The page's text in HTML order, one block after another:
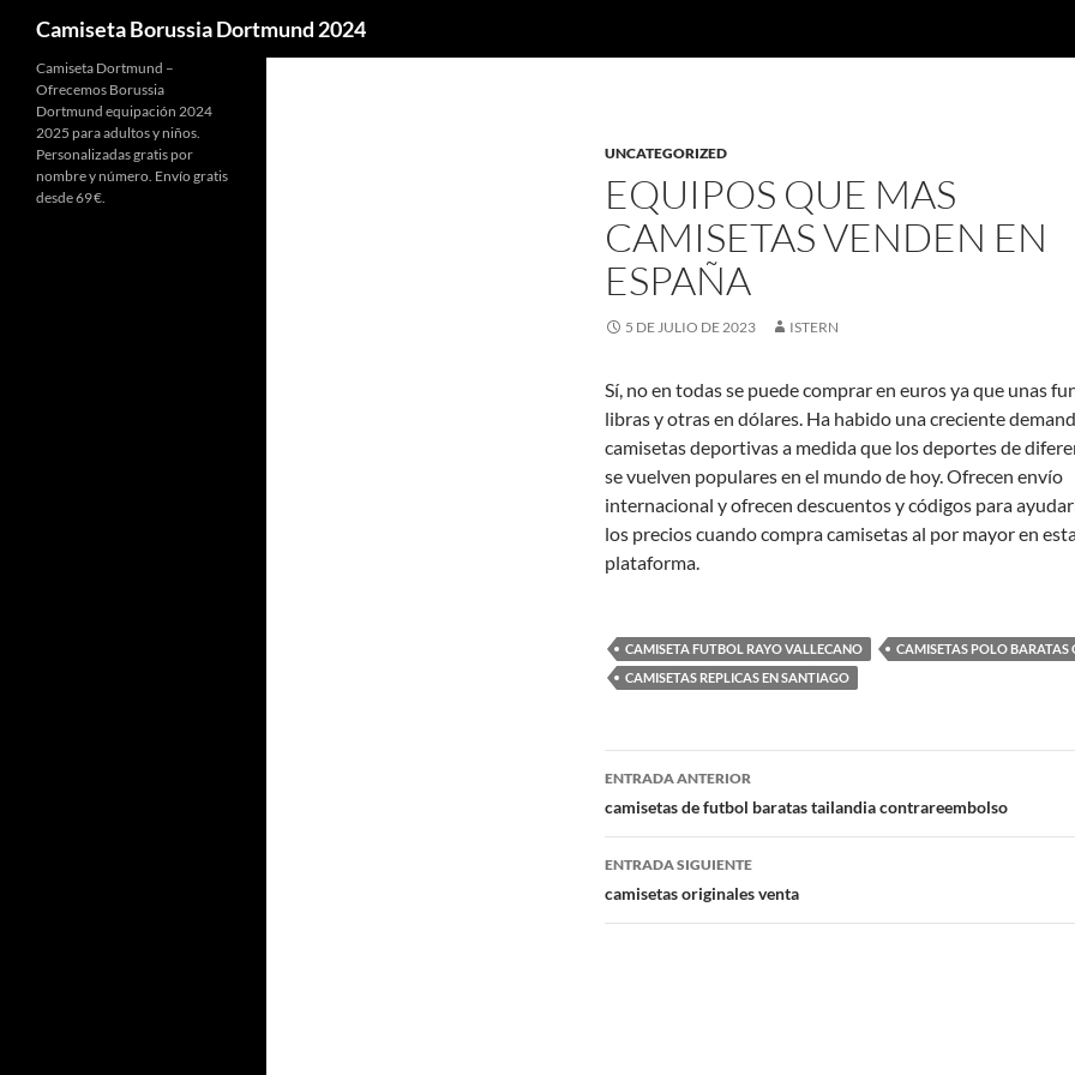
Camiseta Borussia Dortmund 2024
UNCATEGORIZED
EQUIPOS QUE MAS
CAMISETAS VENDEN EN
ESPAÑA
5 DE JULIO DE 2023 ISTERN
Sí, no en todas se puede comprar en euros ya que unas
libras y otras en dólares. Ha habido una creciente
camisetas deportivas a medida que los deportes de
se vuelven populares en el mundo de hoy. Ofrecen envío
internacional y ofrecen descuentos y códigos para
los precios cuando compra camisetas al por mayor en
plataforma.
CAMISETA FUTBOL RAYO VALLECANO
CAMISETAS POLO BARATAS
CAMISETAS REPLICAS EN SANTIAGO
Navegación
de
entradas
ENTRADA ANTERIOR
camisetas de futbol baratas tailandia contrareembolso
ENTRADA SIGUIENTE
camisetas originales venta
Camiseta Dortmund –
Ofrecemos Borussia
Dortmund equipación 2024
2025 para adultos y niños.
Personalizadas gratis por
nombre y número. Envío gratis
desde 69 €.